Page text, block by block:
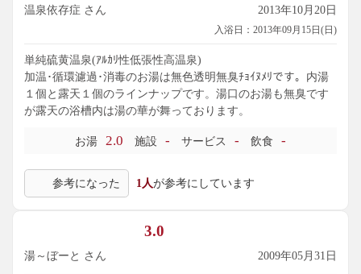
温泉依存症 さん 2013年10月20日
入浴日：2013年09月15日(日)
単純硫黄温泉(ｱﾙｶﾘ性低張性高温泉)
加温･循環濾過･消毒のお湯は無色透明無臭ﾁｮｲﾇﾒﾘです。内湯
１個と露天１個のラインナップです。湯口のお湯も無臭です
が露天の浴槽内は湯の華が舞っております。
お湯 2.0 施設 - サービス - 飲食 -
参考になった 1人が参考にしています
3.0
湯～ぼーと さん 2009年05月31日